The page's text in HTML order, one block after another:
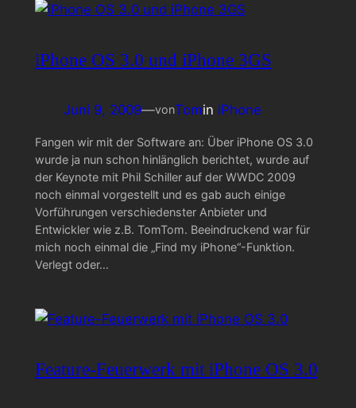
iPhone OS 3.0 und iPhone 3GS
Juni 9, 2009—vonTomin iPhone
Fangen wir mit der Software an: Über iPhone OS 3.0
wurde ja nun schon hinlänglich berichtet, wurde auf
der Keynote mit Phil Schiller auf der WWDC 2009
noch einmal vorgestellt und es gab auch einige
Vorführungen verschiedenster Anbieter und
Entwickler wie z.B. TomTom. Beeindruckend war für
mich noch einmal die „Find my iPhone“-Funktion.
Verlegt oder…
Feature-Feuerwerk mit iPhone OS 3.0